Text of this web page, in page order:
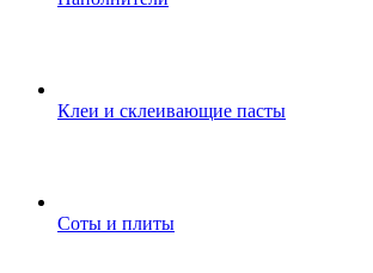
Клеи и склеивающие пасты
Соты и плиты